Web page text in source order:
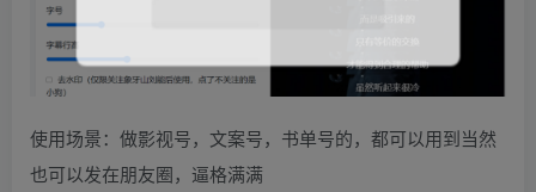
使用场景：做影视号，文案号，书单号的，都可以用到当然
也可以发在朋友圈，逼格满满